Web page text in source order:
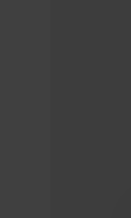
Ook prins